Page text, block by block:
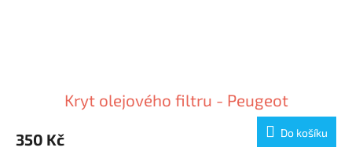
Kryt olejového filtru - Peugeot
350 Kč Do košíku